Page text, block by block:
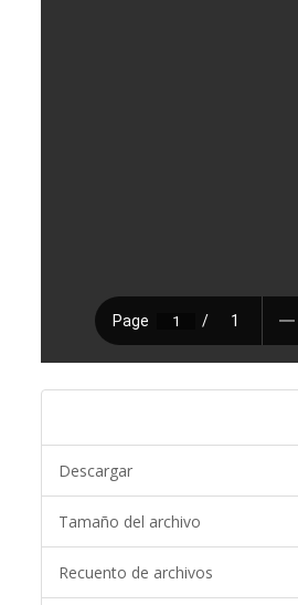
Descargar
Tamaño del archivo
Recuento de archivos